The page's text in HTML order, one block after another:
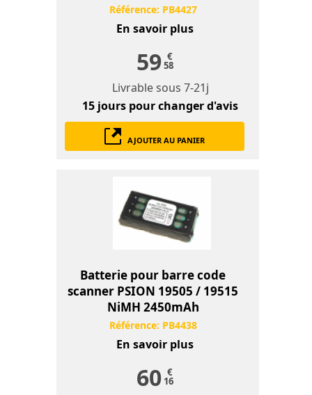
Référence: PB4427
En savoir plus
59 €
58
Livrable sous 7-21j
15 jours pour changer d'avis
AJOUTER AU PANIER
Batterie pour barre code
scanner PSION 19505 / 19515
NiMH 2450mAh
Référence: PB4438
En savoir plus
60 €
16